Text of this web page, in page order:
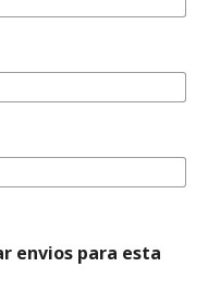
envios para esta